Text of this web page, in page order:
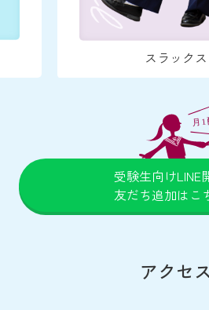
スラックス
受験生向けLINE
友だち追加はこ
アクセス